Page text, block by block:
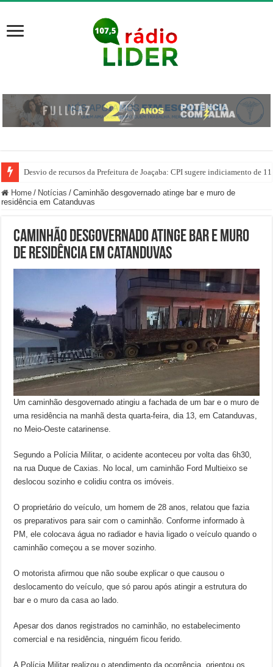
Desvio de recursos da Prefeitura de Joaçaba: CPI sugere indiciamento de 11
PM prende homem por agredir companheira e apreende quase 1 kg de
Home / Notícias / Caminhão desgovernado atinge bar e muro de
residência em Catanduvas
Caminhão desgovernado atinge bar e muro
de residência em Catanduvas
Um caminhão desgovernado atingiu a fachada de um bar e o muro de
uma residência na manhã desta quarta-feira, dia 13, em Catanduvas,
no Meio-Oeste catarinense.
Segundo a Polícia Militar, o acidente aconteceu por volta das 6h30,
na rua Duque de Caxias. No local, um caminhão Ford Multieixo se
deslocou sozinho e colidiu contra os imóveis.
O proprietário do veículo, um homem de 28 anos, relatou que fazia
os preparativos para sair com o caminhão. Conforme informado à
PM, ele colocava água no radiador e havia ligado o veículo quando o
caminhão começou a se mover sozinho.
O motorista afirmou que não soube explicar o que causou o
deslocamento do veículo, que só parou após atingir a estrutura do
bar e o muro da casa ao lado.
Apesar dos danos registrados no caminhão, no estabelecimento
comercial e na residência, ninguém ficou ferido.
A Polícia Militar realizou o atendimento da ocorrência, orientou os